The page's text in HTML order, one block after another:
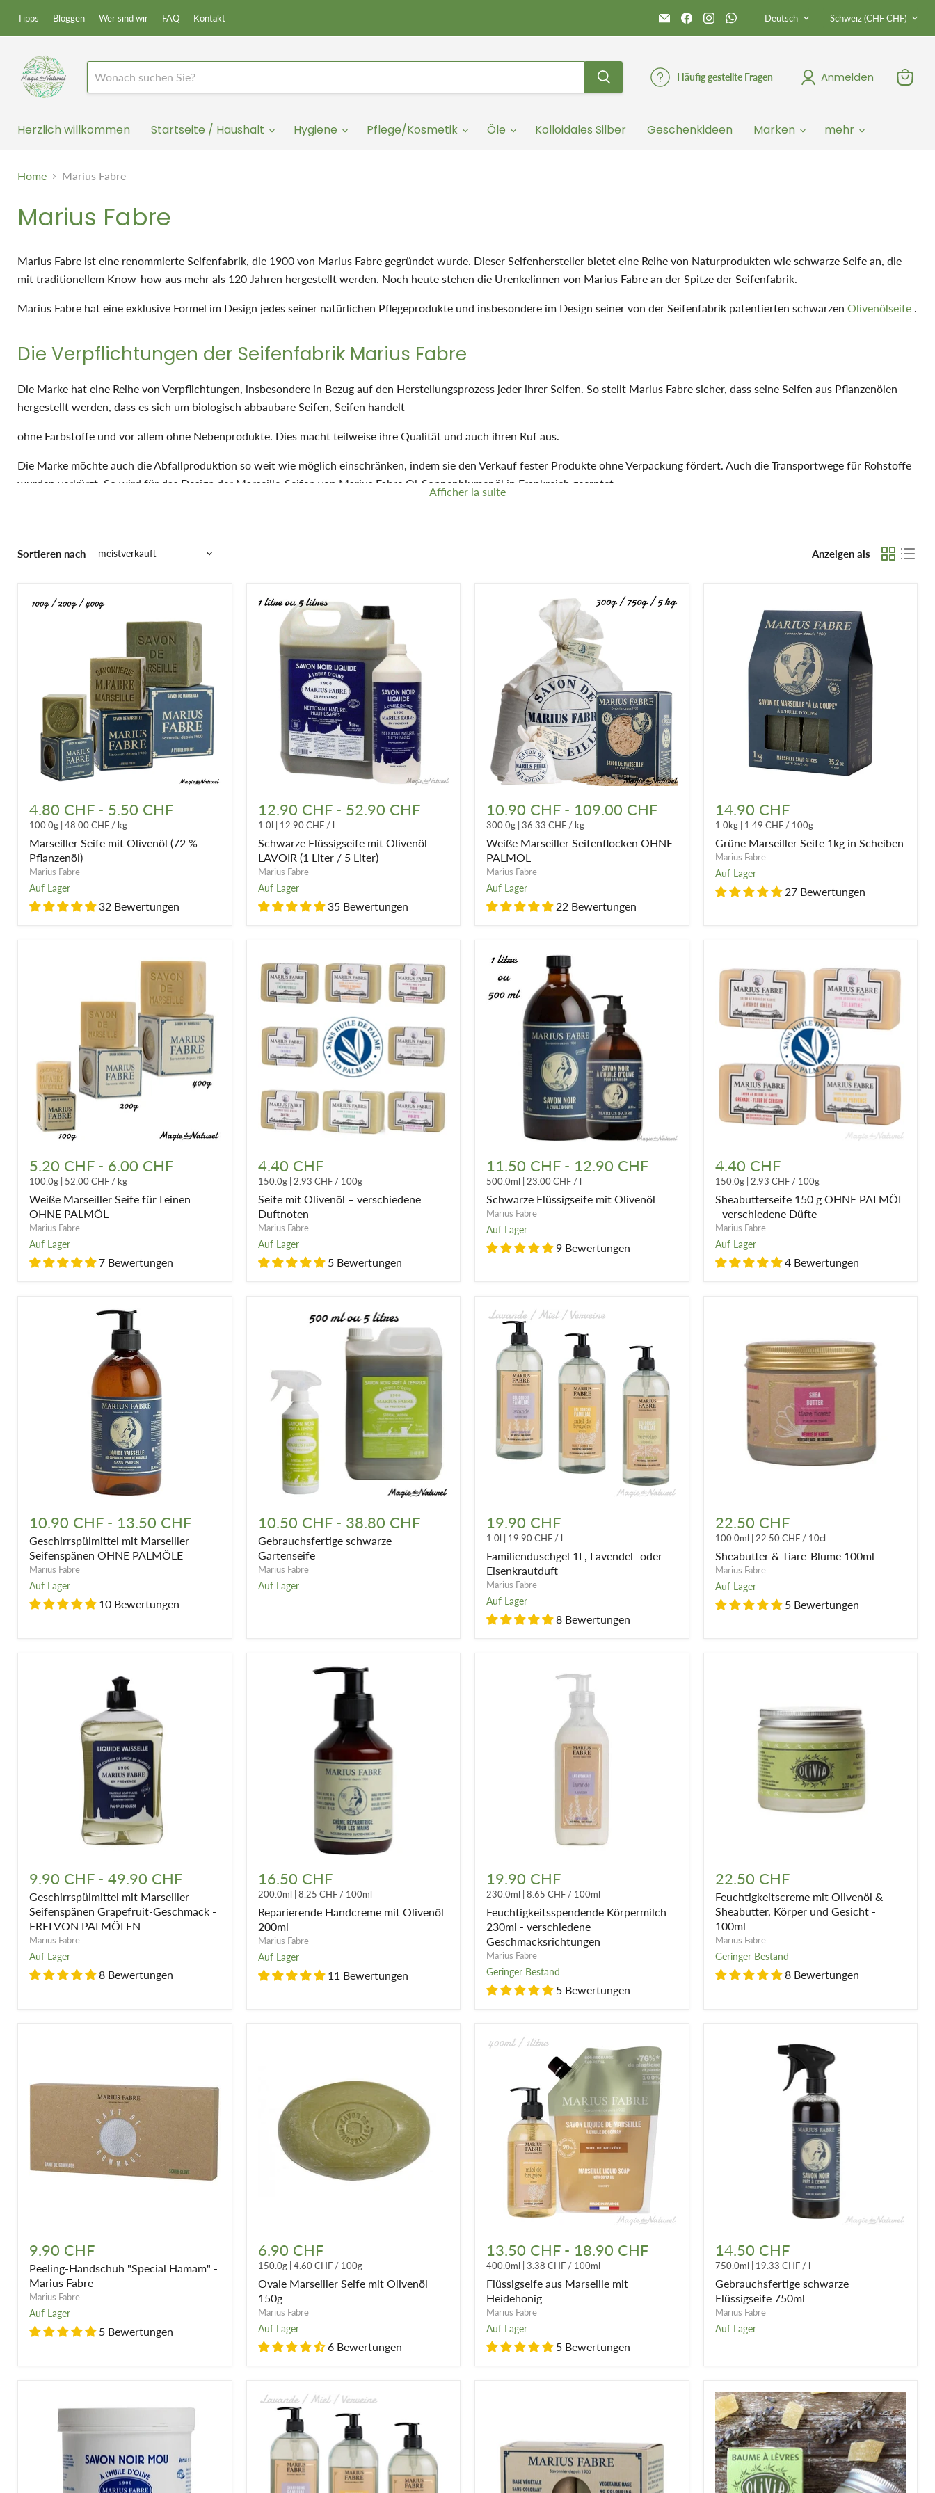
Tipps Bloggen Wer sind wir FAQ Kontakt
Email
La
Magie
Finden
Sie
uns
Finden
Sie
uns
Finden
uns
Sprache
Deutsch Land
Schweiz (CHF CHF)
Häufig gestellte Fragen Anmelden
Herzlich willkommen Startseite / Haushalt Hygiene Pflege/Kosmetik Öle Kolloidales Silber Geschenkideen Marken mehr
Home Marius Fabre
Marius Fabre
Marius Fabre ist eine renommierte Seifenfabrik, die 1900 von Marius Fabre gegründet wurde. Dieser Seifenhersteller bietet eine Reihe von Naturprodukten wie schwarze Seife an, die
mit traditionellem Know-how aus mehr als 120 Jahren hergestellt werden. Noch heute stehen die Urenkelinnen von Marius Fabre an der Spitze der Seifenfabrik.
Marius Fabre hat eine exklusive Formel im Design jedes seiner natürlichen Pflegeprodukte und insbesondere im Design seiner von der Seifenfabrik patentierten schwarzen Olivenölseife .
Die Verpflichtungen der Seifenfabrik Marius Fabre
Die Marke hat eine Reihe von Verpflichtungen, insbesondere in Bezug auf den Herstellungsprozess jeder ihrer Seifen. So stellt Marius Fabre sicher, dass seine Seifen aus Pflanzenölen
hergestellt werden, dass es sich um biologisch abbaubare Seifen, Seifen handelt
ohne Farbstoffe und vor allem ohne Nebenprodukte. Dies macht teilweise ihre Qualität und auch ihren Ruf aus.
Die Marke möchte auch die Abfallproduktion so weit wie möglich einschränken, indem sie den Verkauf fester Produkte ohne Verpackung fördert. Auch die Transportwege für Rohstoffe
wurden verkürzt. So wird für das Design der Marseille-Seifen von Marius Fabre Öl-Sonnenblumenöl in Frankreich geerntet.
Seit 120 Jahren stellt Marius Fabre seine Marseiller Seife nachdem traditionellen Verfahren her. So wird die Marseille-Seife von Marius Fabre in einem Kessel gekocht und dann im
Freien getrocknet. Es dauert 14 Tage, bis eine Seife hergestellt ist. Dieser Herstellungsprozess ihrer Marseiller Seifen ermöglicht es ihnen, die Garantie ihres Know-hows zu bewahren
und macht es auch zur Qualität der Marseiller Seife von Marius Fabre.
Hier finden Sie Seifen, aber auch Flüssigwaschmittel mit Marseiller Seife ,Sheabutter und Tiare-Blume,Geschirrspülmittel mit Marseiller Seife, schwarze Seife in der Tube
feuchtigkeitsspendende Körpermilch,Marseiller Seife zum Waschen und viele andere Produkte von Marius Fabré!
Afficher la suite
Sortieren nach Anzeigen als
Seife
mit
Olivenöl
(72
%
Pflanzenöl)
4.80 CHF- 5.50 CHF
100.0g | 48.00 CHF / kg
Marseiller Seife mit Olivenöl (72 %
Pflanzenöl)
Marius Fabre
Auf Lager
32 Bewertungen
Flüssigseife
mit
Olivenöl
LAVOIR
(1
Liter
/
5
Liter)
12.90 CHF- 52.90 CHF
1.0l | 12.90 CHF/ l
Schwarze Flüssigseife mit Olivenöl
LAVOIR (1 Liter / 5 Liter)
Marius Fabre
Auf Lager
35 Bewertungen
Marseiller
Seifenflocken
OHNE
PALMÖL
10.90 CHF- 109.00 CHF
300.0g | 36.33 CHF / kg
Weiße Marseiller Seifenflocken OHNE
PALMÖL
Marius Fabre
Auf Lager
22 Bewertungen
Marseiller
Seife
1kg
in
Scheiben
14.90 CHF
1.0kg| 1.49 CHF/ 100g
Grüne Marseiller Seife 1kg in Scheiben
Marius Fabre
Auf Lager
27 Bewertungen
Marseiller
Seife
für
Leinen
OHNE
PALMÖL
5.20 CHF- 6.00 CHF
100.0g 52.00 CHF / kg
Weiße Marseiller Seife für Leinen
OHNE PALMÖL
Marius Fabre
Auf Lager
7 Bewertungen
mit
Olivenöl
–
verschiedene
Duftnoten
4.40 CHF
150.0g| 2.93 CHF/ 100g
Seife mit Olivenöl – verschiedene
Duftnoten
Marius Fabre
Auf Lager
5 Bewertungen
Flüssigseife
mit
Olivenöl
11.50 CHF- 12.90 CHF
500.0ml 23.00 CHF / l
Schwarze Flüssigseife mit Olivenöl
Marius Fabre
Auf Lager
9 Bewertungen
150
g
OHNE
PALMÖL
verschiedene
Düfte
4.40 CHF
150.0g| 2.93 CHF/ 100g
Sheabutterseife 150 g OHNE PALMÖL
- verschiedene Düfte
Marius Fabre
Auf Lager
4 Bewertungen
mit
Marseiller
Seifenspänen
OHNE
PALMÖLE
10.90 CHF- 13.50 CHF
Geschirrspülmittel mit Marseiller
Seifenspänen OHNE PALMÖLE
Marius Fabre
Auf Lager
10 Bewertungen
schwarze
Gartenseife
10.50 CHF- 38.80 CHF
Gebrauchsfertige schwarze
Gartenseife
Marius Fabre
Auf Lager
1L,
Lavendel-
oder
Eisenkrautduft
19.90 CHF
1.0l | 19.90 CHF / l
Familienduschgel 1L, Lavendel- oder
Eisenkrautduft
Marius Fabre
Auf Lager
8 Bewertungen
&
Tiare-
Blume
100ml
22.50 CHF
100.0ml | 22.50 CHF/ 10cl
Sheabutter & Tiare-Blume 100ml
Marius Fabre
Auf Lager
5 Bewertungen
mit
Marseiller
Seifenspänen
Grapefruit-
Geschmack
-
FREI
VON
PALMÖLEN
9.90 CHF- 49.90 CHF
Geschirrspülmittel mit Marseiller
Seifenspänen Grapefruit-Geschmack -
FREI VON PALMÖLEN
Marius Fabre
Auf Lager
8 Bewertungen
Handcreme
mit
Olivenöl
200ml
16.50 CHF
200.0ml 8.25 CHF/ 100ml
Reparierende Handcreme mit Olivenöl
200ml
Marius Fabre
Auf Lager
11 Bewertungen
Körpermilch
230ml
-
verschiedene
Geschmacksrichtungen
19.90 CHF
230.0ml 8.65 CHF / 100ml
Feuchtigkeitsspendende Körpermilch
230ml - verschiedene
Geschmacksrichtungen
Marius Fabre
Geringer Bestand
5 Bewertungen
mit
Olivenöl
&
Sheabutter,
Körper
und
Gesicht
-
100ml
22.50 CHF
Feuchtigkeitscreme mit Olivenöl &
Sheabutter, Körper und Gesicht -
100ml
Marius Fabre
Geringer Bestand
8 Bewertungen
Handschuh
"Special
Hamam"
-
Marius
Fabre
9.90 CHF
Peeling-Handschuh "Special Hamam" -
Marius Fabre
Marius Fabre
Auf Lager
5 Bewertungen
Marseiller
Seife
mit
Olivenöl
150g
6.90 CHF
150.0g| 4.60 CHF/ 100g
Ovale Marseiller Seife mit Olivenöl
150g
Marius Fabre
Auf Lager
6 Bewertungen
aus
Marseille
mit
Heidehonig
13.50 CHF- 18.90 CHF
400.0ml | 3.38 CHF / 100ml
Flüssigseife aus Marseille mit
Heidehonig
Marius Fabre
Auf Lager
5 Bewertungen
schwarze
Flüssigseife
750ml
14.50 CHF
750.0ml | 19.33 CHF/ l
Gebrauchsfertige schwarze
Flüssigseife 750ml
Marius Fabre
Auf Lager